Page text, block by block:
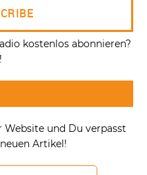
kostenlos abonnieren?
und Du verpasst
Artikel!